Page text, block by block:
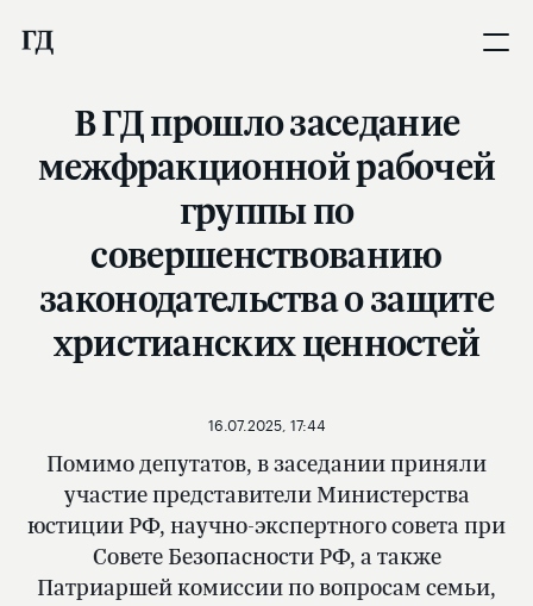
В ГД прошло заседание
межфракционной рабочей
группы по
совершенствованию
законодательства о защите
христианских ценностей
Помимо депутатов, в заседании приняли
участие представители Министерства
юстиции РФ, научно-экспертного совета при
Совете Безопасности РФ, а также
Патриаршей комиссии по вопросам семьи,
16.07.2025, 17:44